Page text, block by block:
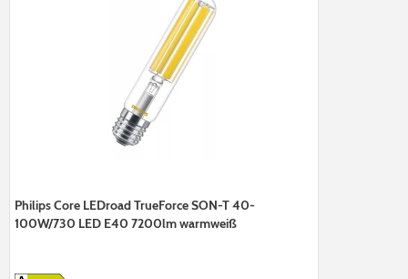
Philips Core LEDroad TrueForce SON-T 40-
100W/730 LED E40 7200lm warmweiß